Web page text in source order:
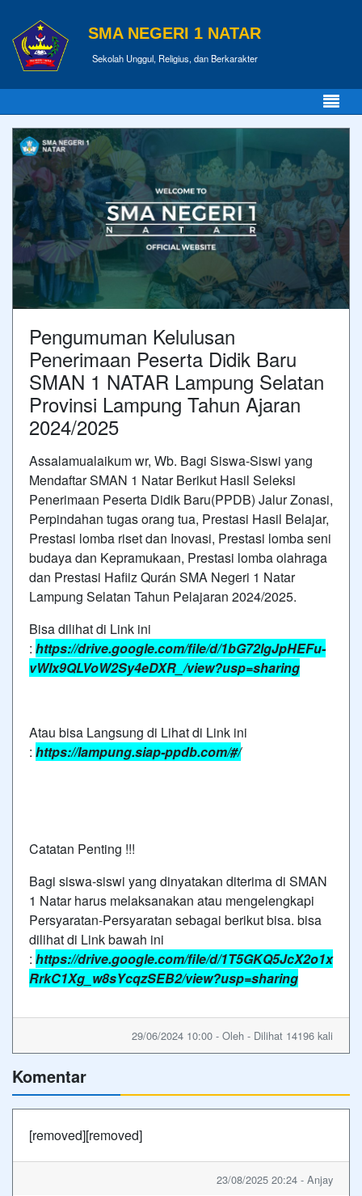
SMA NEGERI 1 NATAR
Sekolah Unggul, Religius, dan Berkarakter
Pengumuman Kelulusan
Penerimaan Peserta Didik Baru
SMAN 1 NATAR Lampung Selatan
Provinsi Lampung Tahun Ajaran
2024/2025
Assalamualaikum wr, Wb. Bagi Siswa-Siswi yang
Mendaftar SMAN 1 Natar Berikut Hasil Seleksi
Penerimaan Peserta Didik Baru(PPDB) Jalur Zonasi,
Perpindahan tugas orang tua, Prestasi Hasil Belajar,
Prestasi lomba riset dan Inovasi, Prestasi lomba seni
budaya dan Kepramukaan, Prestasi lomba olahraga
dan Prestasi Hafiiz Qurán SMA Negeri 1 Natar
Lampung Selatan Tahun Pelajaran 2024/2025.
Bisa dilihat di Link ini
: https://drive.google.com/file/d/1bG72lgJpHEFu-
vWIx9QLVoW2Sy4eDXR_/view?usp=sharing
Atau bisa Langsung di Lihat di Link ini
: https://lampung.siap-ppdb.com/#/
Catatan Penting !!!
Bagi siswa-siswi yang dinyatakan diterima di SMAN
1 Natar harus melaksanakan atau mengelengkapi
Persyaratan-Persyaratan sebagai berikut bisa. bisa
dilihat di Link bawah ini
: https://drive.google.com/file/d/1T5GKQ5JcX2o1x
RrkC1Xg_w8sYcqzSEB2/view?usp=sharing
29/06/2024 10:00 - Oleh - Dilihat 14196 kali
Komentar
[removed][removed]
23/08/2025 20:24 - Anjay